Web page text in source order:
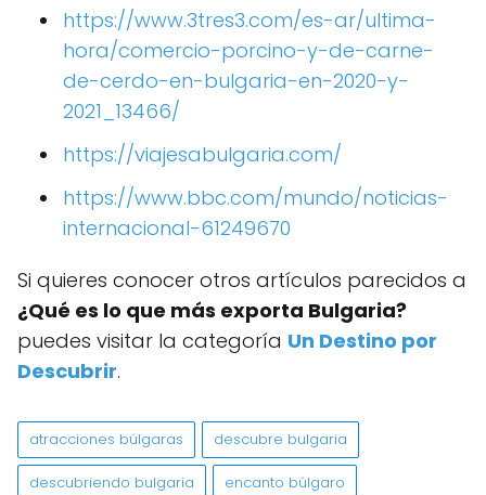
https://www.3tres3.com/es-ar/ultima-
hora/comercio-porcino-y-de-carne-
de-cerdo-en-bulgaria-en-2020-y-
2021_13466/
https://viajesabulgaria.com/
https://www.bbc.com/mundo/noticias-
internacional-61249670
Si quieres conocer otros artículos parecidos a
¿Qué es lo que más exporta Bulgaria?
puedes visitar la categoría Un Destino por
Descubrir.
atracciones búlgaras descubre bulgaria
descubriendo bulgaria encanto búlgaro